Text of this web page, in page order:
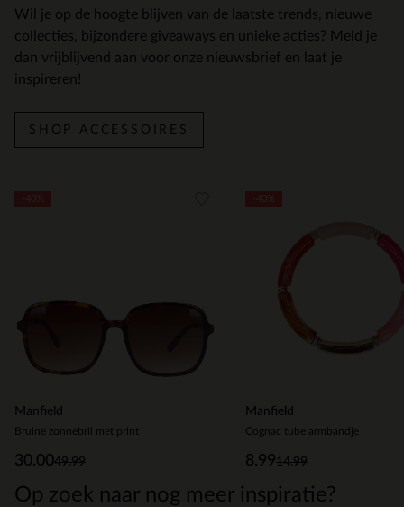
Wil je op de hoogte blijven van de laatste trends, nieuwe
collecties, bijzondere giveaways en unieke acties? Meld je
dan vrijblijvend aan voor onze nieuwsbrief en laat je
inspireren!
SHOP ACCESSOIRES
Manfield
Bruine zonnebril met print
49.99
30.00
Manfield
Cognac tube armbandje
14.99
8.99
Op zoek naar nog meer inspiratie?